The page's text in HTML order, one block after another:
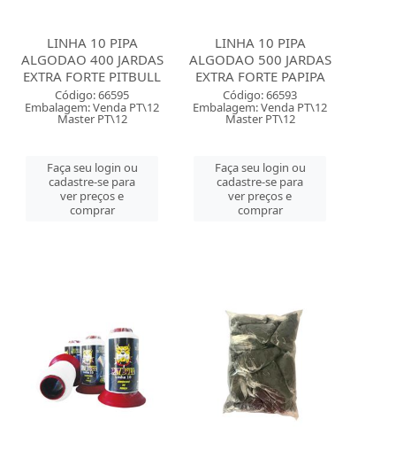
LINHA 10 PIPA
ALGODAO 400 JARDAS
EXTRA FORTE PITBULL
Código: 66595
Embalagem: Venda PT\12
Master PT\12
Faça seu login ou
cadastre-se para
ver preços e
comprar
LINHA 10 PIPA
ALGODAO 500 JARDAS
EXTRA FORTE PAPIPA
Código: 66593
Embalagem: Venda PT\12
Master PT\12
Faça seu login ou
cadastre-se para
ver preços e
comprar